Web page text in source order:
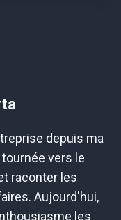
depuis ma
vers le
raconter les
Aujourd'hui,
les